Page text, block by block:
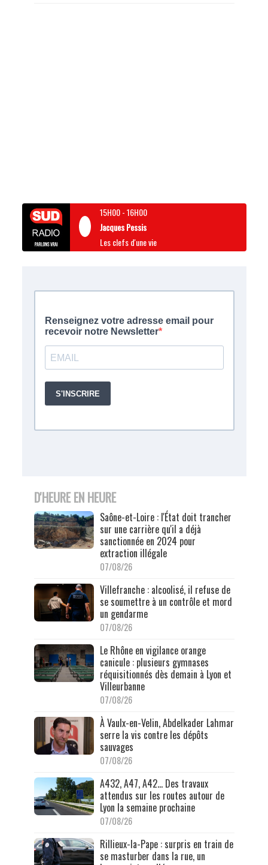
15H00-16H00
Jacques Pessis
Les clefs d'une vie
D'HEURE EN HEURE
Saône-et-Loire : l'État doit trancher
sur une carrière qu'il a déjà
sanctionnée en 2024 pour
extraction illégale
07/08/26
Villefranche : alcoolisé, il refuse de
se soumettre à un contrôle et mord
un gendarme
07/08/26
Le Rhône en vigilance orange
canicule : plusieurs gymnases
réquisitionnés dès demain à Lyon et
Villeurbanne
07/08/26
À Vaulx-en-Velin, Abdelkader Lahmar
serre la vis contre les dépôts
sauvages
07/08/26
A432, A47, A42… Des travaux
attendus sur les routes autour de
Lyon la semaine prochaine
07/08/26
Rillieux-la-Pape : surpris en train de
se masturber dans la rue, un